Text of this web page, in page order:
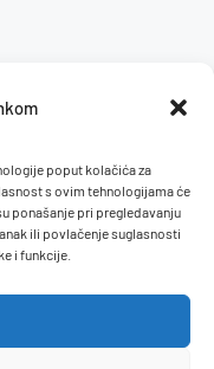
poput kolačića za
s ovim tehnologijama će
ponašanje pri pregledavanju
ili povlačenje suglasnosti
i funkcije.
i plaćanje
korištenja
giveaway